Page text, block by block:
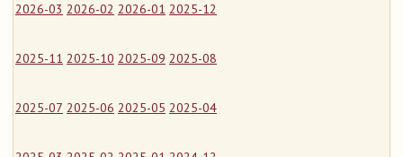
2026-03 2026-02 2026-01 2025-12
2025-11 2025-10 2025-09 2025-08
2025-07 2025-06 2025-05 2025-04